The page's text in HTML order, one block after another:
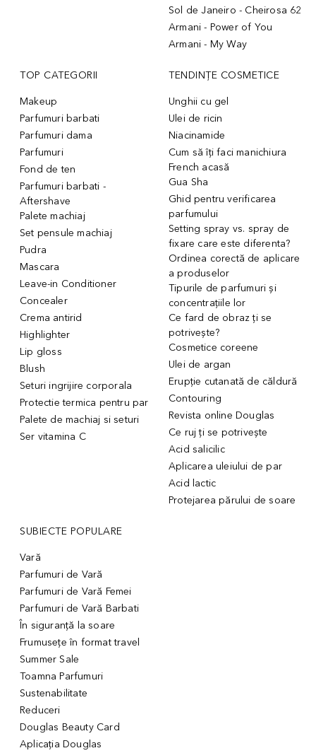
Sol de Janeiro - Cheirosa 62
Armani - Power of You
Armani - My Way
TOP CATEGORII
Makeup
Parfumuri barbati
Parfumuri dama
Parfumuri
Fond de ten
Parfumuri barbati -
Aftershave
Palete machiaj
Set pensule machiaj
Pudra
Mascara
Leave-in Conditioner
Concealer
Crema antirid
Highlighter
Lip gloss
Blush
Seturi ingrijire corporala
Protectie termica pentru par
Palete de machiaj si seturi
Ser vitamina C
TENDINȚE COSMETICE
Unghii cu gel
Ulei de ricin
Niacinamide
Cum să îți faci manichiura
French acasă
Gua Sha
Ghid pentru verificarea
parfumului
Setting spray vs. spray de
fixare care este diferenta?
Ordinea corectă de aplicare
a produselor
Tipurile de parfumuri și
concentrațiile lor
Ce fard de obraz ți se
potrivește?
Cosmetice coreene
Ulei de argan
Erupție cutanată de căldură
Contouring
Revista online Douglas
Ce ruj ți se potrivește
Acid salicilic
Aplicarea uleiului de par
Acid lactic
Protejarea părului de soare
SUBIECTE POPULARE
Vară
Parfumuri de Vară
Parfumuri de Vară Femei
Parfumuri de Vară Barbati
În siguranță la soare
Frumusețe în format travel
Summer Sale
Toamna Parfumuri
Sustenabilitate
Reduceri
Douglas Beauty Card
Aplicația Douglas